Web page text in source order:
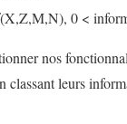
0 <
nos
classant leurs